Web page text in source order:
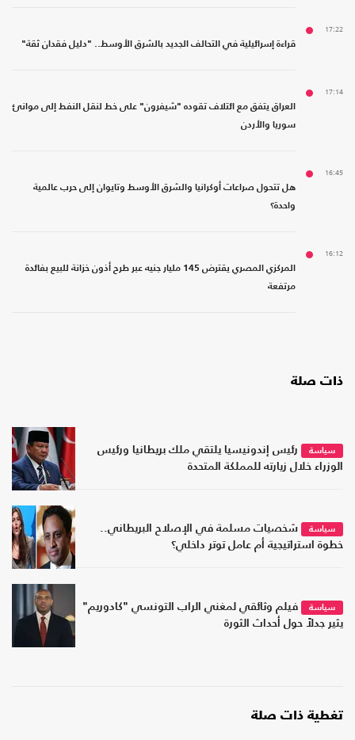
17:22
قراءة إسرائيلية في التحالف الجديد بالشرق الأوسط.. "دليل فقدان ثقة"
17:14
العراق يتفق مع ائتلاف تقوده "شيفرون" على خط لنقل النفط إلى موانئ
سوريا والأردن
16:45
هل تتحول صراعات أوكرانيا والشرق الأوسط وتايوان إلى حرب عالمية
واحدة؟
16:12
المركزي المصري يقترض 145 مليار جنيه عبر طرح أذون خزانة للبيع بفائدة
مرتفعة
ذات صلة
سياسة
رئيس إندونيسيا يلتقي ملك بريطانيا ورئيس
الوزراء خلال زيارته للمملكة المتحدة
سياسة
شخصيات مسلمة في الإصلاح البريطاني..
خطوة استراتيجية أم عامل توتر داخلي؟
سياسة
فيلم وثائقي لمغني الراب التونسي "كادوريم"
يثير جدلاً حول أحداث الثورة
تغطية ذات صلة